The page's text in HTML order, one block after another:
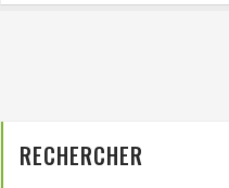
RECHERCHER